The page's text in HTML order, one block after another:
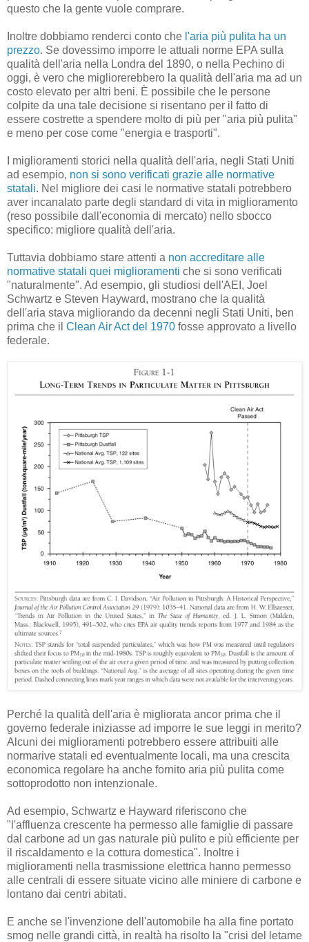
questo che la gente vuole comprare.
Inoltre dobbiamo renderci conto che l'aria più pulita ha un
prezzo. Se dovessimo imporre le attuali norme EPA sulla
qualità dell'aria nella Londra del 1890, o nella Pechino di
oggi, è vero che migliorerebbero la qualità dell'aria ma ad un
costo elevato per altri beni. È possibile che le persone
colpite da una tale decisione si risentano per il fatto di
essere costrette a spendere molto di più per "aria più pulita"
e meno per cose come "energia e trasporti".
I miglioramenti storici nella qualità dell'aria, negli Stati Uniti
ad esempio, non si sono verificati grazie alle normative
statali. Nel migliore dei casi le normative statali potrebbero
aver incanalato parte degli standard di vita in miglioramento
(reso possibile dall'economia di mercato) nello sbocco
specifico: migliore qualità dell'aria.
Tuttavia dobbiamo stare attenti a non accreditare alle
normative statali quei miglioramenti che si sono verificati
"naturalmente". Ad esempio, gli studiosi dell'AEI, Joel
Schwartz e Steven Hayward, mostrano che la qualità
dell'aria stava migliorando da decenni negli Stati Uniti, ben
prima che il Clean Air Act del 1970 fosse approvato a livello
federale.
Perché la qualità dell'aria è migliorata ancor prima che il
governo federale iniziasse ad imporre le sue leggi in merito?
Alcuni dei miglioramenti potrebbero essere attribuiti alle
normarive statali ed eventualmente locali, ma una crescita
economica regolare ha anche fornito aria più pulita come
sottoprodotto non intenzionale.
Ad esempio, Schwartz e Hayward riferiscono che
"l'affluenza crescente ha permesso alle famiglie di passare
dal carbone ad un gas naturale più pulito e più efficiente per
il riscaldamento e la cottura domestica". Inoltre i
miglioramenti nella trasmissione elettrica hanno permesso
alle centrali di essere situate vicino alle miniere di carbone e
lontano dai centri abitati.
E anche se l'invenzione dell'automobile ha alla fine portato
smog nelle grandi città, in realtà ha risolto la "crisi del letame